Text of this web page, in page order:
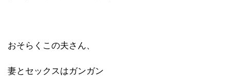
おそらくこの夫さん、
妻とセックスはガンガン